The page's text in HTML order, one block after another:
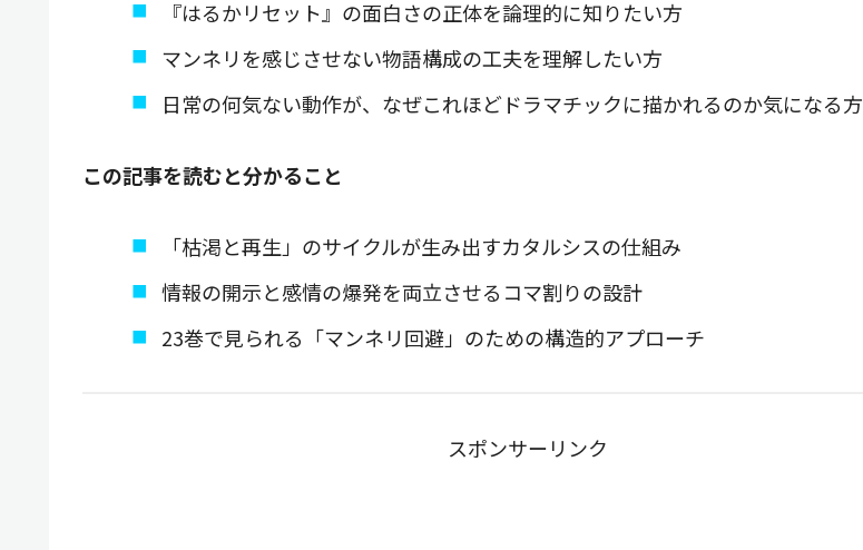
『はるかリセット』の面白さの正体を論理的に知りたい方
マンネリを感じさせない物語構成の工夫を理解したい方
日常の何気ない動作が、なぜこれほどドラマチックに描かれるのか気になる方
この記事を読むと分かること
「枯渇と再生」のサイクルが生み出すカタルシスの仕組み
情報の開示と感情の爆発を両立させるコマ割りの設計
23巻で見られる「マンネリ回避」のための構造的アプローチ
スポンサーリンク